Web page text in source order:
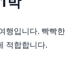
행입니다. 빡빡한
적합합니다.